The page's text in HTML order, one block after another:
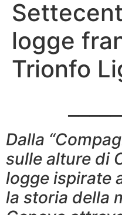
logge
Trionfo
Dalla
sulle alture di
logge ispirate
la storia della